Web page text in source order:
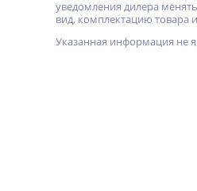
уведомления дилера
вид, комплектацию товара
Указанная информация не